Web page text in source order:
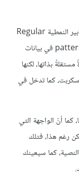
سنناقش هنا إحدى تلك الأدوات التي تدعى بالتعابير النمطية Regular
Expressions، وهي طريقة لوصف الأنماط patterns في بيانات
بذاتها، لكنها
كما تدخل في
كما أنّ الواجهة التي
رغم هذا، فتلك
كما سيعينك